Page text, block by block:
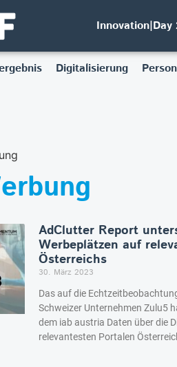
Innovation|Day
Digitalisierung
AdClutter Report
Werbeplätzen auf
Österreichs
30. März 2023
Das auf die
Schweizer Unternehmen Zulu5
dem iab austria Daten über die
relevantesten Portalen